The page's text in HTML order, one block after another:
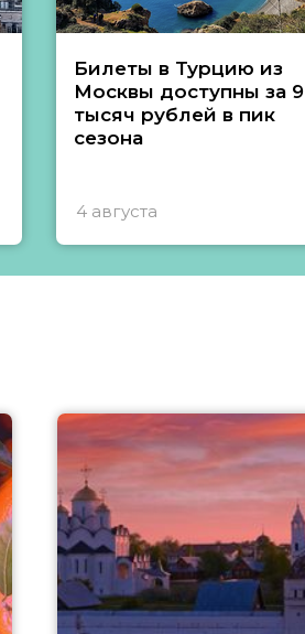
Билеты в Турцию из
Москвы доступны за 9
тысяч рублей в пик
сезона
4 августа